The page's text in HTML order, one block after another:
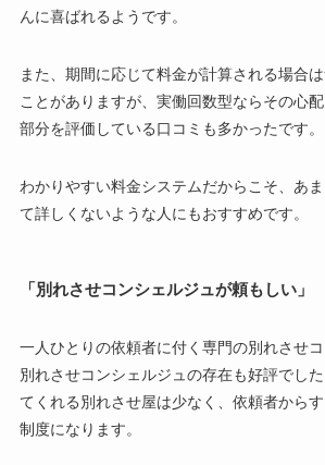
んに喜ばれるようです。
また、期間に応じて料金が計算される場合
ことがありますが、実働回数型ならその心
部分を評価している口コミも多かったです。
わかりやすい料金システムだからこそ、あ
て詳しくないような人にもおすすめです。
「別れさせコンシェルジュが頼もしい」
一人ひとりの依頼者に付く専門の別れさせ
別れさせコンシェルジュの存在も好評でし
てくれる別れさせ屋は少なく、依頼者から
制度になります。